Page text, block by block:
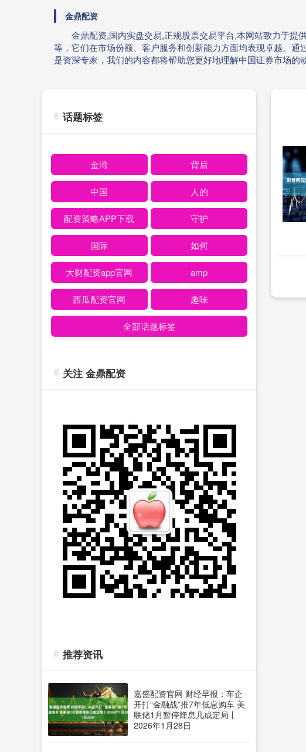
金鼎配资
金鼎配资,国内实盘交易,正规股票交易平台,本网站致力于
等，它们在市场份额、客户服务和创新能力方面均表现卓越。
是资深专家，我们的内容都将帮助您更好地理解中国证券市场
话题标签
金湾 背后
中国 人的
配资策略APP下载 守护
国际 如何
大财配资app官网 amp
西瓜配资官网 趣味
全部话题标签
关注 金鼎配资
推荐资讯
嘉盛配资官网 财经早报：车企
开打“金融战”推7年低息购车 美
联储1月暂停降息几成定局丨
2026年1月28日